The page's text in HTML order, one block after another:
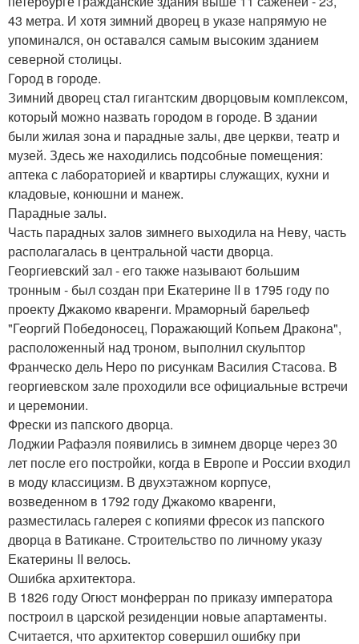
43 метра. И хотя зимний дворец в указе напрямую не
упоминался, он оставался самым высоким зданием
северной столицы.
Город в городе.
Зимний дворец стал гигантским дворцовым комплексом,
который можно назвать городом в городе. В здании
были жилая зона и парадные залы, две церкви, театр и
музей. Здесь же находились подсобные помещения:
аптека с лабораторией и квартиры служащих, кухни и
кладовые, конюшни и манеж.
Парадные залы.
Часть парадных залов зимнего выходила на Неву, часть
располагалась в центральной части дворца.
Георгиевский зал - его также называют большим
тронным - был создан при Екатерине II в 1795 году по
проекту Джакомо кваренги. Мраморный барельеф
"Георгий Победоносец, Поражающий Копьем Дракона",
расположенный над троном, выполнил скульптор
Франческо дель Неро по рисункам Василия Стасова. В
георгиевском зале проходили все официальные встречи
и церемонии.
Фрески из папского дворца.
Лоджии Рафаэля появились в зимнем дворце через 30
лет после его постройки, когда в Европе и России входил
в моду классицизм. В двухэтажном корпусе,
возведенном в 1792 году Джакомо кваренги,
разместилась галерея с копиями фресок из папского
дворца в Ватикане. Строительство по личному указу
Екатерины II велось.
Ошибка архитектора.
В 1826 году Огюст монферран по приказу императора
построил в царской резиденции новые апартаменты.
Считается, что архитектор совершил ошибку при